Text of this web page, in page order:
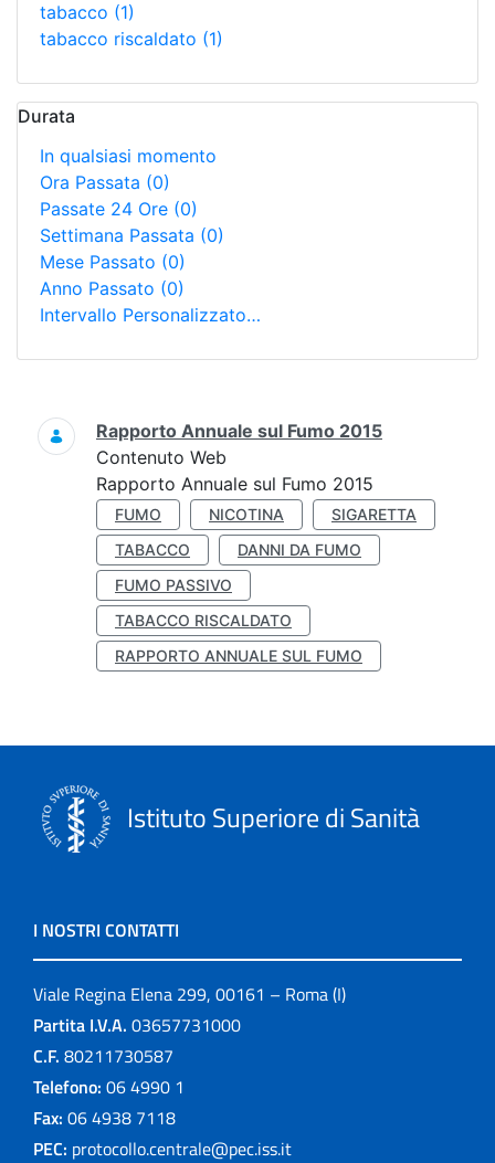
tabacco (1)
tabacco riscaldato (1)
Durata
In qualsiasi momento
Ora Passata (0)
Passate 24 Ore (0)
Settimana Passata (0)
Mese Passato (0)
Anno Passato (0)
Intervallo Personalizzato…
Ricerca
Rapporto Annuale sul Fumo 2015
Contenuto Web
Rapporto Annuale sul Fumo 2015
FUMO NICOTINA
SIGARETTA
TABACCO
DANNI DA FUMO
FUMO PASSIVO
TABACCO RISCALDATO
RAPPORTO ANNUALE SUL FUMO
Istituto Superiore di Sanità
I NOSTRI CONTATTI
Viale Regina Elena 299, 00161 – Roma (I)
Partita I.V.A. 03657731000
C.F. 80211730587
Telefono: 06 4990 1
Fax: 06 4938 7118
PEC: protocollo.centrale@pec.iss.it